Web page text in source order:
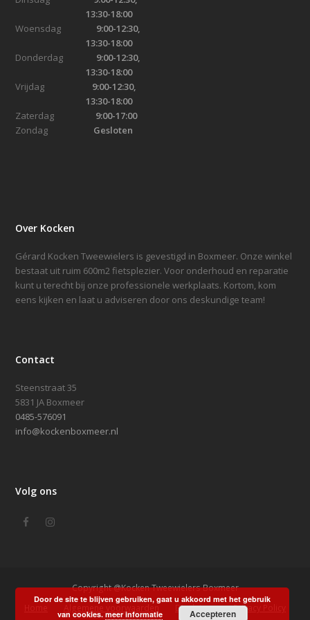
13:30-18:00
Woensdag
9:00-12:30,
13:30-18:00
Donderdag 9:00-12:30,
13:30-18:00
Vrijdag 9:00-12:30,
13:30-18:00
Zaterdag 9:00-17:00
Zondag Gesloten
Over Kocken
Gérard Kocken Tweewielers is gevestigd in Boxmeer. Onze winkel
bestaat uit ruim 600m2 fietsplezier. Voor onderhoud en reparatie
kunt u terecht bij onze professionele werkplaats. Kortom, kom
eens kijken en laat u adviseren door ons deskundige team!
Contact
Steenstraat 35
5831 JA Boxmeer
0485-576091
info@kockenboxmeer.nl
Volg ons
FacebookInstagram
Copyright @Kocken Tweewielers Boxmeer
Algemene voorwaarden Disclaimer Privacy Policy
Door de site te blijven gebruiken, gaat u akkoord met het gebruik
van cookies. meer informatie Accepteren